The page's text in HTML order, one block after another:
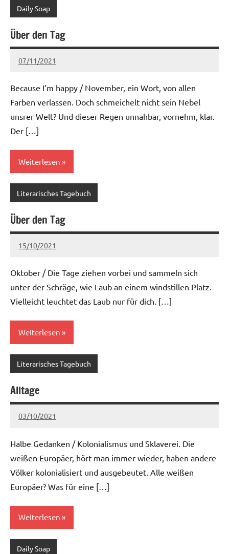
Daily Soap
Über den Tag
07/11/2021
Ria
1 Kommentar
Because I’m happy / November, ein Wort, von allen
Farben verlassen. Doch schmeichelt nicht sein Nebel
unsrer Welt? Und dieser Regen unnahbar, vornehm, klar.
Der […]
Weiterlesen
Literarisches Tagebuch
Über den Tag
15/10/2021
Ria
Keine
Oktober / Die Tage ziehen vorbei und sammeln sich
unter der Schräge, wie Laub an einem windstillen Platz.
Vielleicht leuchtet das Laub nur für dich. […]
Weiterlesen
Literarisches Tagebuch
Alltage
03/10/2021
Ria
Keine
Halbe Gedanken / Kolonialismus und Sklaverei. Die
weißen Europäer, hört man immer wieder, haben andere
Völker kolonialisiert und ausgebeutet. Alle weißen
Europäer? Was für eine […]
Weiterlesen
Daily Soap